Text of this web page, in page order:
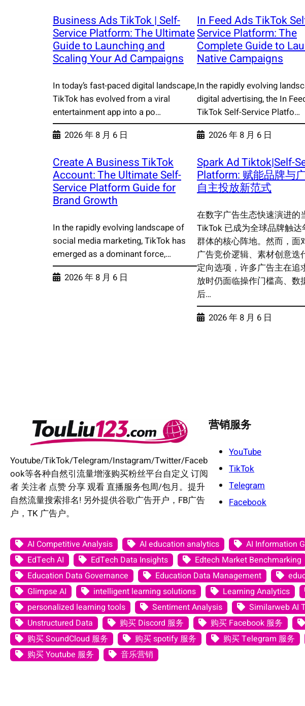
Business Ads TikTok | Self-
Service Platform: The Ultimate
Guide to Launching and
Scaling Your Ad Campaigns
In today’s fast-paced digital landscape,
TikTok has evolved from a viral
entertainment app into a po…
2026 年 8 月 6 日
In Feed Ads TikTok
Service Platform: The
Complete Guide to
Native Campaigns
In the rapidly evolving
digital advertising, the In
TikTok Self-Service Platfo…
2026 年 8 月 6 日
Create A Business TikTok
Account: The Ultimate Self-
Service Platform Guide for
Brand Growth
In the rapidly evolving landscape of
social media marketing, TikTok has
emerged as a dominant force,…
2026 年 8 月 6 日
Spark Ad Tiktok|Self-
Platform: 赋能品牌与
自主投放新范式
在数字广告生态快速演进的
TikTok 已成为全球品牌触
群体的核心阵地。然而，面
广告竞价逻辑、素材创意迭
定向选项，许多广告主在追
放时仍面临操作门槛高、数
后…
2026 年 8 月 6 日
Youtube/TikTok/Telegram/Instagram/Twitter/Faceb
ook等各种自然引流量增涨购买粉丝平台自定义 订阅
者 关注者 点赞 分享 观看 直播服务包周/包月。提升
自然流量搜索排名! 另外提供谷歌广告开户，FB广告
户，TK 广告户。
营销服务
YouTube
TikTok
Telegram
Facebook
AI Competitive Analysis AI education analytics AI Information
EdTech AI
EdTech Data Insights Edtech Market Benchmarking
Education Data Governance
Education Data Management
Glimpse AI
intelligent learning solutions Learning Analytics
personalized learning tools
Sentiment Analysis Similarweb AI
Unstructured Data
购买 Discord 服务 购买 Facebook 服务
购买 SoundCloud 服务
购买 spotify 服务 购买 Telegram 服务
购买 Youtube 服务
音乐营销